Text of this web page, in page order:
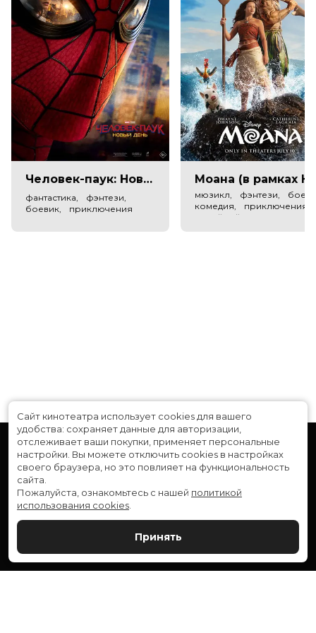
командиров… Большинство из них остались на
рубеже навсегда...
Оценка 8.4/ 10 (459 458 голосов)
6.5/ 10 (2 200 голосов)
Год
2019
Страна
Россия
Слоган
«Они сражались за Москву»
Режиссер
Вадим Шмелев
Актеры
Алексей Бардуков, Евгений Дятлов,
Сергей Безруков, Любовь
Юдин, Гурам Баблишвили, Дмитрий
Соломыкин, Роман Мадянов,
Екатерина Редникова
Игорь Угольников, Вадим
Человек-паук: Новый день (в рамках Киноклуба) (12+)
фантастика, фэнтези,
боевик, приключения
мюзикл, фэнтези,
комедия, приключения,
семейный
Расписание
Скоро в кино
Служба поддержки
Сайт кинотеатра использует cookies для вашего
удобства: сохраняет данные для авторизации,
отслеживает ваши покупки, применяет персональные
настройки. Вы можете отключить cookies в настройках
своего браузера, но это повлияет на функциональность
сайта.
Пожалуйста, ознакомьтесь с нашей политикой
использования cookies
Принять